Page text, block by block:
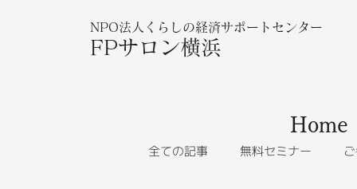
NPO法人くらしの経済サポートセンター
FPサロン横浜
Home
全ての記事 無料セミナー